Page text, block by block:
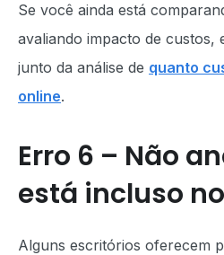
Se você ainda está
avaliando impacto de custos,
junto da análise de quanto
online.
Erro 6 – Não
está incluso
Alguns escritórios oferecem